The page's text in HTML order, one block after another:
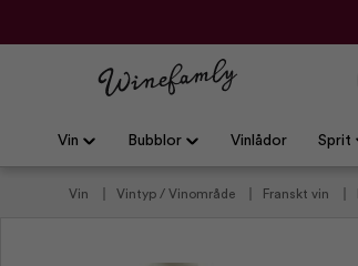
Vin Bubblor Vinlådor Sprit
Vin Vintyp / Vinområde Franskt vin